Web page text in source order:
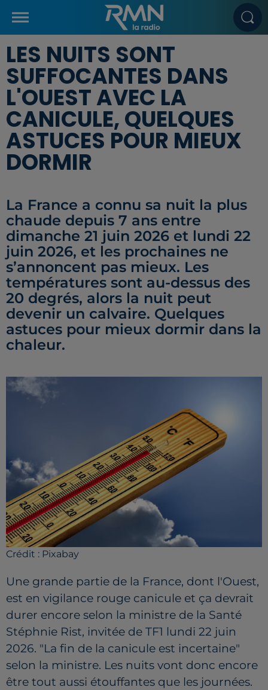
LES NUITS SONT
SUFFOCANTES DANS
L'OUEST AVEC LA
CANICULE, QUELQUES
ASTUCES POUR MIEUX
DORMIR
La France a connu sa nuit la plus
chaude depuis 7 ans entre
dimanche 21 juin 2026 et lundi 22
juin 2026, et les prochaines ne
s’annoncent pas mieux. Les
températures sont au-dessus des
20 degrés, alors la nuit peut
devenir un calvaire. Quelques
astuces pour mieux dormir dans la
chaleur.
Crédit : Pixabay
Une grande partie de la France, dont l'Ouest,
est en vigilance rouge canicule et ça devrait
durer encore selon la ministre de la Santé
Stéphnie Rist, invitée de TF1 lundi 22 juin
2026. "La fin de la canicule est incertaine"
selon la ministre. Les nuits vont donc encore
être tout aussi étouffantes que les journées.